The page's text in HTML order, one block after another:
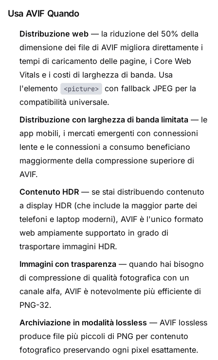
Usa AVIF Quando
Distribuzione web — la riduzione del 50% della
dimensione dei file di AVIF migliora direttamente i
tempi di caricamento delle pagine, i Core Web
Vitals e i costi di larghezza di banda. Usa
l'elemento
<picture>
con fallback JPEG per la
compatibilità universale.
Distribuzione con larghezza di banda limitata — le
app mobili, i mercati emergenti con connessioni
lente e le connessioni a consumo beneficiano
maggiormente della compressione superiore di
AVIF.
Contenuto HDR — se stai distribuendo contenuto
a display HDR (che include la maggior parte dei
telefoni e laptop moderni), AVIF è l'unico formato
web ampiamente supportato in grado di
trasportare immagini HDR.
Immagini con trasparenza — quando hai bisogno
di compressione di qualità fotografica con un
canale alfa, AVIF è notevolmente più efficiente di
PNG-32.
Archiviazione in modalità lossless — AVIF lossless
produce file più piccoli di PNG per contenuto
fotografico preservando ogni pixel esattamente.